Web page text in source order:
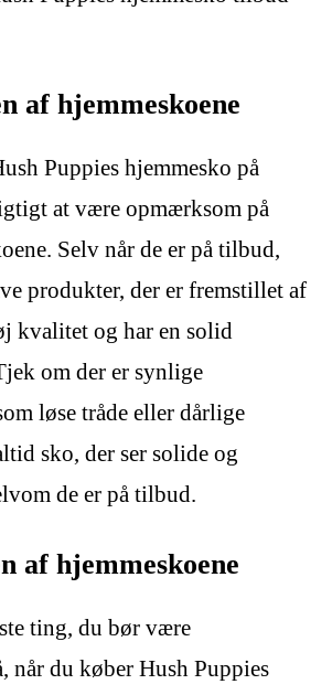
af hjemmeskoene
Puppies hjemmesko på
at være opmærksom på
Selv når de er på tilbud,
produkter, der er fremstillet af
kvalitet og har en solid
om der er synlige
løse tråde eller dårlige
sko, der ser solide og
de er på tilbud.
af hjemmeskoene
ting, du bør være
når du køber Hush Puppies